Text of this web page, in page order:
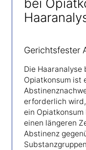
bei
Gerichtsfester
Die Haaranalyse
Opiatkonsum ist
erforderlich
ein
einen längeren
Abstinenz